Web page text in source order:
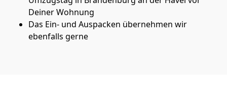
Deiner Wohnung
Das Ein- und Auspacken übernehmen wir
ebenfalls gerne